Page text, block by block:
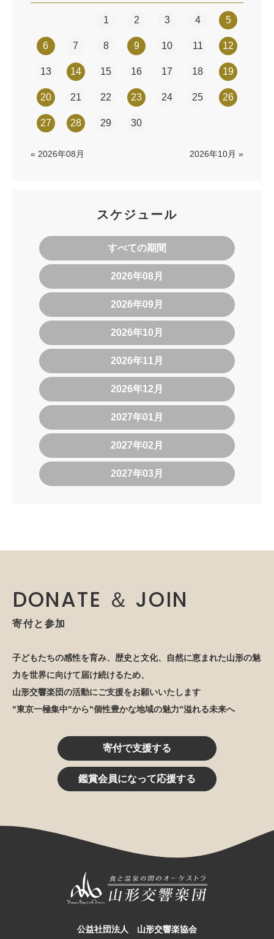
1 2 3 4 5
6 7 8 9 10 11 12
13 14 15 16 17 18 19
20 21 22 23 24 25 26
27 28 29 30
« 2026年08月 2026年10月 »
スケジュール
すべての期間
2026年08月
2026年09月
2026年10月
2026年11月
2026年12月
2027年01月
2027年02月
2027年03月
DONATE ＆ JOIN
寄付と参加
子どもたちの感性を育み、歴史と文化、自然に恵まれた山形の魅
力を世界に向けて届け続けるため、
山形交響楽団の活動にご支援をお願いいたします
"東京一極集中"から"個性豊かな地域の魅力"溢れる未来へ
寄付で支援する
鑑賞会員になって応援する
公益社団法人 山形交響楽協会